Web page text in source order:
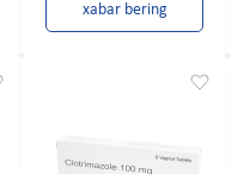
xabar bering